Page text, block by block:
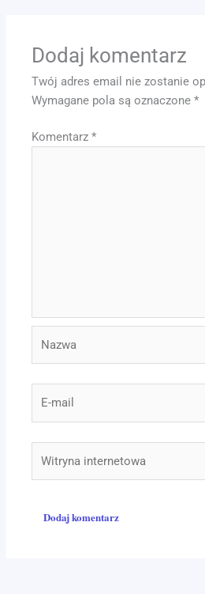
Dodaj komentarz
Twój adres email nie zostanie
Wymagane pola są oznaczone*
Komentarz*
mail
internetowa